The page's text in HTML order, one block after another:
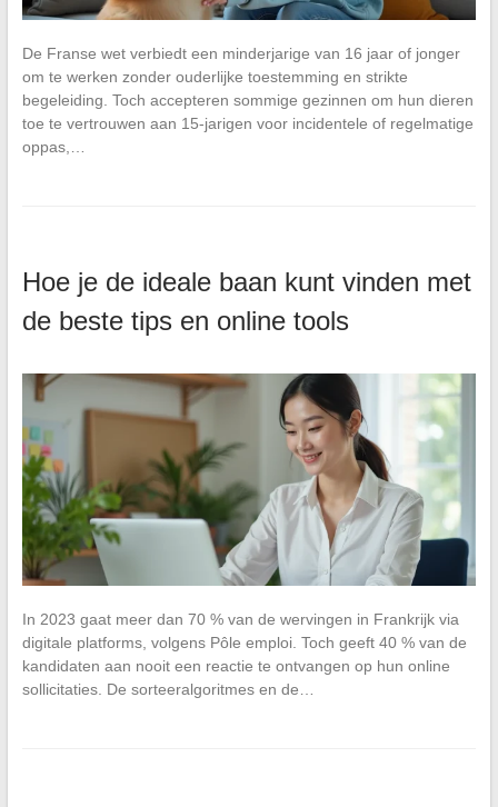
De Franse wet verbiedt een minderjarige van 16 jaar of jonger
om te werken zonder ouderlijke toestemming en strikte
begeleiding. Toch accepteren sommige gezinnen om hun dieren
toe te vertrouwen aan 15-jarigen voor incidentele of regelmatige
oppas,…
Hoe je de ideale baan kunt vinden met
de beste tips en online tools
In 2023 gaat meer dan 70 % van de wervingen in Frankrijk via
digitale platforms, volgens Pôle emploi. Toch geeft 40 % van de
kandidaten aan nooit een reactie te ontvangen op hun online
sollicitaties. De sorteeralgoritmes en de…